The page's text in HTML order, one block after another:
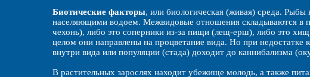
Биотические факторы, или биологическая (живая) среда.
населяющими водоем. Межвидовые отношения складываются в
чехонь), либо это соперники из-за пищи (лещ-ерш), либо это
целом они направлены на процветание вида. Но при
внутри вида или популяции (стада) доходит до каннибализма
В растительных зарослях находит убежище молодь, а также